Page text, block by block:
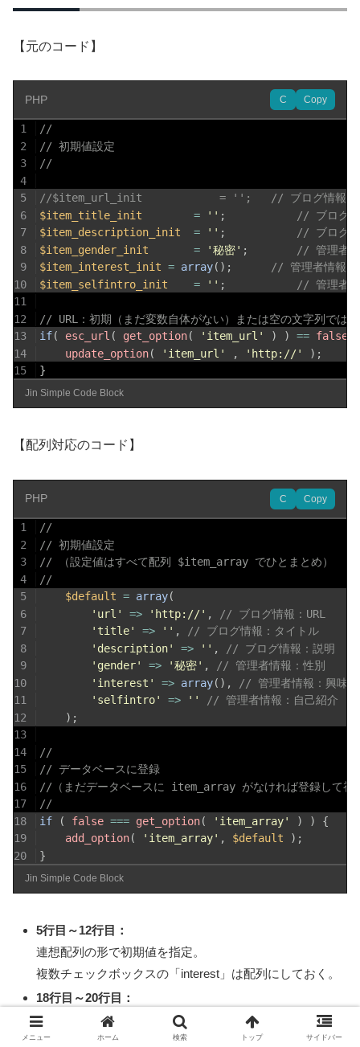
【元のコード】
PHP C Copy
1
//
2
// 初期値設定
3
//
4
5
//$item_url_init			= '';	// ブログ情
6
$item_title_init = '' ;
// ブログ情
7
$item_description_init = '' ;
// ブログ情
8
$item_gender_init = '秘密' ;
// 管理者情
9
$item_interest_init = array( ) ;
// 管理者情報：
10
$item_selfintro_init = '' ;
// 管理者情
11
12
// URL：初期（まだ変数自体がない）または空の文字列で
13
if( esc_url ( get_option( 'item_url' ) ) == false
14
update_option( 'item_url' , 'http://' ) ;
15
}
Jin Simple Code Block
【配列対応のコード】
PHP C Copy
1
//
2
// 初期値設定
3
// （設定値はすべて配列 $item_array でひとまとめ）
4
//
5
$default = array(
6
'url' => 'http://' ,
// ブログ情報：URL
7
'title' => '' ,
// ブログ情報：タイトル
8
'description' => '' ,
// ブログ情報：説明
9
'gender' => '秘密' ,
// 管理者情報：性別
10
'interest' => array( ) ,
// 管理者情報：興味（
11
'selfintro' => ''
// 管理者情報：自己紹介
12
) ;
13
14
//
15
// データベースに登録
16
//（まだデータベースに item_array がなければ登録して初
17
//
18
if ( false === get_option( 'item_array' ) )
{
19
add_option( 'item_array' , $default ) ;
20
}
Jin Simple Code Block
5行目～12行目：
連想配列の形で初期値を指定。
複数チェックボックスの「interest」は配列にしておく。
18行目～20行目：
元のコードでは url の設定値に限って、何も入力されて
ない場合には「http://」をガイド代わりに表示したい、と
メニュー ホーム 検索 トップ サイドバー